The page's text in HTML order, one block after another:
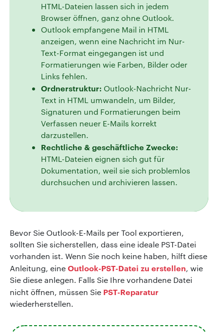
HTML-Dateien lassen sich in jedem
Browser öffnen, ganz ohne Outlook.
Outlook empfangene Mail in HTML
anzeigen, wenn eine Nachricht im Nur-
Text-Format eingegangen ist und
Formatierungen wie Farben, Bilder oder
Links fehlen.
Ordnerstruktur: Outlook-Nachricht Nur-
Text in HTML umwandeln, um Bilder,
Signaturen und Formatierungen beim
Verfassen neuer E-Mails korrekt
darzustellen.
Rechtliche & geschäftliche Zwecke:
HTML-Dateien eignen sich gut für
Dokumentation, weil sie sich problemlos
durchsuchen und archivieren lassen.
Bevor Sie Outlook-E-Mails per Tool exportieren,
sollten Sie sicherstellen, dass eine ideale PST-Datei
vorhanden ist. Wenn Sie noch keine haben, hilft diese
Anleitung, eineOutlook-PST-Datei zu erstellen, wie
Sie diese anlegen. Falls Sie Ihre vorhandene Datei
nicht öffnen, müssen Sie PST-Reparatur
wiederherstellen.